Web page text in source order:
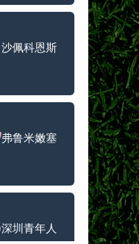
沙佩科恩斯
弗鲁米嫩塞
深圳青年人